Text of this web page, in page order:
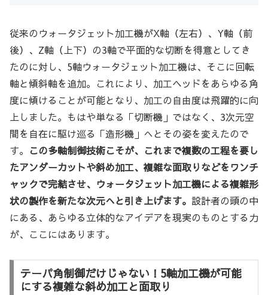
従来のウォータジェット加工機がX軸（左右）、Y軸（前
後）、Z軸（上下）の3軸で平面的な切断を得意としてき
たのに対し、5軸ウォータジェット加工機は、そこに回転
軸と傾斜軸を追加。これにより、加工ヘッドをあらゆる角
度に傾けることが可能となり、加工の自由度は飛躍的に向
上しました。もはや単なる「切断機」ではなく、3次元空
間を自在に駆け巡る「造形機」へとその姿を変えたので
す。 この多軸制御技術こそが、これまで複数の工程を要し
たアンダーカットや斜め加工、複雑な面取りなどをワンチ
ャックで完結させ、ウォータジェット加工機による複雑形
状の製作を新たな次元へと引き上げます。 設計者の頭の中
にある、あらゆる立体的なアイデアを現実のものとする力
が、ここにはあります。
テーパ角制御だけじゃない！5軸加工機が可能
にする複雑な斜め加工と面取り